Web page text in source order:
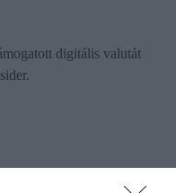
digitális valutát